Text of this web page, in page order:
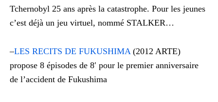
Tchernobyl 25 ans après la catastrophe. Pour les jeunes
c’est déjà un jeu virtuel, nommé STALKER…
–LES RECITS DE FUKUSHIMA (2012 ARTE)
propose 8 épisodes de 8′ pour le premier anniversaire
de l’accident de Fukushima